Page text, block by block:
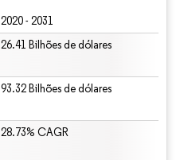
2020 - 2031
26.41 Bilhões de dólares
93.32 Bilhões de dólares
28.73% CAGR